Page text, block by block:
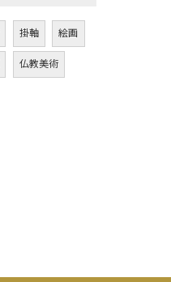
掛軸
絵画
仏教美術